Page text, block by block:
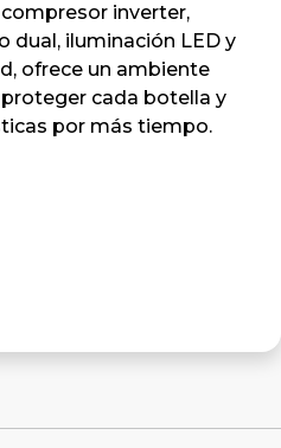
inverter,
dual, iluminación LED y
ofrece un ambiente
cada botella y
por más tiempo.